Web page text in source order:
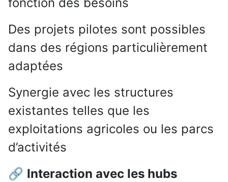
Des projets pilotes sont possibles
dans des régions particulièrement
adaptées
Synergie avec les structures
existantes telles que les
exploitations agricoles ou les parcs
d’activités
🔗 Interaction avec les hubs